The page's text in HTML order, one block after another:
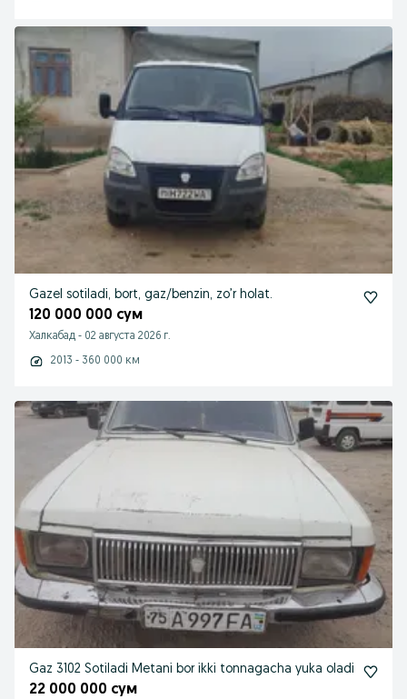
Gazel sotiladi, bort, gaz/benzin, zo’r holat.
120 000 000 сум
Халкабад - 02 августа 2026 г.
2013 - 360 000 км
Gaz 3102 Sotiladi Metani bor ikki tonnagacha yuka oladi
22 000 000 сум